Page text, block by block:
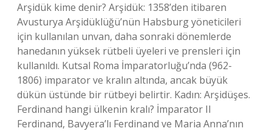
Arşidük kime denir? Arşidük: 1358’den itibaren
Avusturya Arşidüklüğü’nün Habsburg yöneticileri
için kullanılan unvan, daha sonraki dönemlerde
hanedanın yüksek rütbeli üyeleri ve prensleri için
kullanıldı. Kutsal Roma İmparatorluğu’nda (962-
1806) imparator ve kralın altında, ancak büyük
dükün üstünde bir rütbeyi belirtir. Kadın: Arşidüşes.
Ferdinand hangi ülkenin kralı? İmparator II
Ferdinand, Bavyera’lı Ferdinand ve Maria Anna’nın